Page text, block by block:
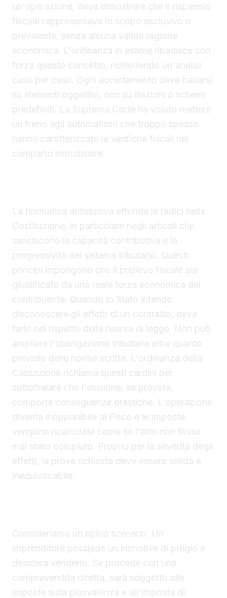
un'operazione, deve dimostrare che il risparmio
fiscale rappresentava lo scopo esclusivo o
prevalente, senza alcuna valida ragione
economica. L'ordinanza in esame ribadisce con
forza questo concetto, richiedendo un'analisi
caso per caso. Ogni accertamento deve basarsi
su elementi oggettivi, non su illazioni o schemi
predefiniti. La Suprema Corte ha voluto mettere
un freno agli automatismi che troppo spesso
hanno caratterizzato le verifiche fiscali nel
comparto immobiliare.
La normativa antielusiva affonda le radici nella
Costituzione, in particolare negli articoli che
sanciscono la capacità contributiva e la
progressività del sistema tributario. Questi
principi impongono che il prelievo fiscale sia
giustificato da una reale forza economica del
contribuente. Quando lo Stato intende
disconoscere gli effetti di un contratto, deve
farlo nel rispetto della riserva di legge. Non può
ampliare l'obbligazione tributaria oltre quanto
previsto dalle norme scritte. L'ordinanza della
Cassazione richiama questi cardini per
sottolineare che l'elusione, se provata,
comporta conseguenze drastiche. L'operazione
diventa inopponibile al Fisco e le imposte
vengono ricalcolate come se l'atto non fosse
mai stato compiuto. Proprio per la severità degli
effetti, la prova richiesta deve essere solida e
inequivocabile.
Consideriamo un tipico scenario. Un
imprenditore possiede un immobile di pregio e
desidera venderlo. Se procede con una
compravendita diretta, sarà soggetto alle
imposte sulla plusvalenza e all'imposta di